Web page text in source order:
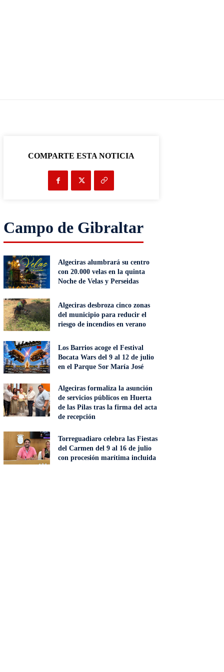
COMPARTE ESTA NOTICIA
Campo de Gibraltar
Algeciras alumbrará su centro
con 20.000 velas en la quinta
Noche de Velas y Perseidas
Algeciras desbroza cinco zonas
del municipio para reducir el
riesgo de incendios en verano
Los Barrios acoge el Festival
Bocata Wars del 9 al 12 de julio
en el Parque Sor María José
Algeciras formaliza la asunción
de servicios públicos en Huerta
de las Pilas tras la firma del acta
de recepción
Torreguadiaro celebra las Fiestas
del Carmen del 9 al 16 de julio
con procesión marítima incluida